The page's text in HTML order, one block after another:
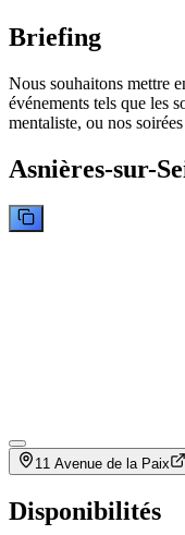
Briefing
Nous souhaitons mettre
événements tels que les
mentaliste, ou nos
Asnières-sur-
11 Avenue de la Paix
Disponibilités